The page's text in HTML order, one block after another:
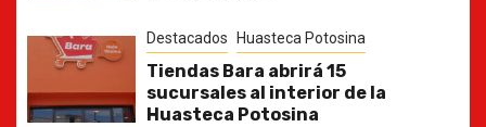
Destacados Huasteca Potosina
Tiendas Bara abrirá 15
sucursales al interior de la
Huasteca Potosina